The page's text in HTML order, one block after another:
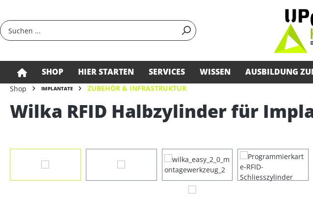
SHOP HIER STARTEN SERVICES WISSEN AUSBILDUNG
Shop IMPLANTATE ZUBEHÖR & INFRASTRUKTUR
Wilka RFID Halbzylinder für